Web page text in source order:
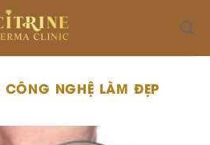
CÔNG NGHỆ LÀM ĐẸP